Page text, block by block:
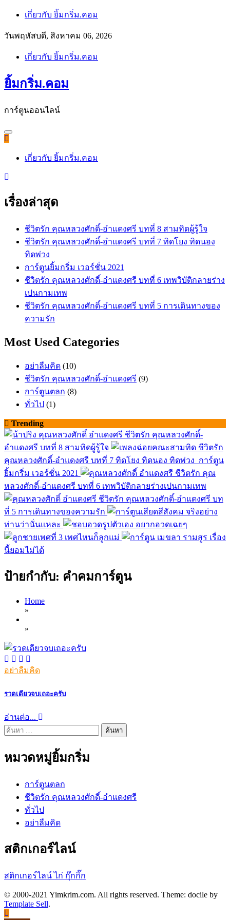
Skip
content
เกี่ยวกับ ยิ้มกริ่ม.คอม
วันพฤหัสบดี, สิงหาคม 06, 2026
เกี่ยวกับ ยิ้มกริ่ม.คอม
ยิ้มกริ่ม.คอม
การ์ตูนออนไลน์
เกี่ยวกับ ยิ้มกริ่ม.คอม
เรื่องล่าสุด
ชีวิตรัก คุณหลวงศักดิ์-อำแดงศรี บทที่ 8 สามทิดผู้รู้ใจ
ชีวิตรัก คุณหลวงศักดิ์-อำแดงศรี บทที่ 7 ทิดโยง ทิดนอง
ทิดพ่วง
การ์ตูนยิ้มกริ่ม เวอร์ชั่น 2021
ชีวิตรัก คุณหลวงศักดิ์-อำแดงศรี บทที่ 6 เทพวิบัติกลายร่าง
เปนกามเทพ
ชีวิตรัก คุณหลวงศักดิ์-อำแดงศรี บทที่ 5 การเดินทางของ
ความรัก
Most Used Categories
อย่าลืมคิด (10)
ชีวิตรัก คุณหลวงศักดิ์-อำแดงศรี (9)
การ์ตูนตลก (8)
ทั่วไป (1)
Trending
ชีวิตรัก คุณหลวงศักดิ์-
อำแดงศรี บทที่ 8 สามทิดผู้รู้ใจ
ชีวิตรัก
คุณหลวงศักดิ์-อำแดงศรี บทที่ 7 ทิดโยง ทิดนอง ทิดพ่วง การ์ตูน
ยิ้มกริ่ม เวอร์ชั่น 2021
ชีวิตรัก คุณ
หลวงศักดิ์-อำแดงศรี บทที่ 6 เทพวิบัติกลายร่างเปนกามเทพ
ชีวิตรัก คุณหลวงศักดิ์-อำแดงศรี บท
ที่ 5 การเดินทางของความรัก
จริงอย่าง
ท่านว่านั่นแหละ
อยากอวดเฉยๆ
เพศไหนก็ลูกแม่
เรื่อง
นี้ยอมไม่ได้
ป้ายกำกับ: คำคมการ์ตูน
Home
»
»
อย่าลืมคิด
รวดเดียวจบเถอะครับ
อ่านต่อ...
ค้นหา
หมวดหมู่ยิ้มกริ่ม
การ์ตูนตลก
ชีวิตรัก คุณหลวงศักดิ์-อำแดงศรี
ทั่วไป
อย่าลืมคิด
สติกเกอร์ไลน์
สติกเกอร์ไลน์ ไก่ กุ๊กกิ๊ก
© 2000-2021 Yimkrim.com. All rights reserved. Theme: docile by
Template Sell.